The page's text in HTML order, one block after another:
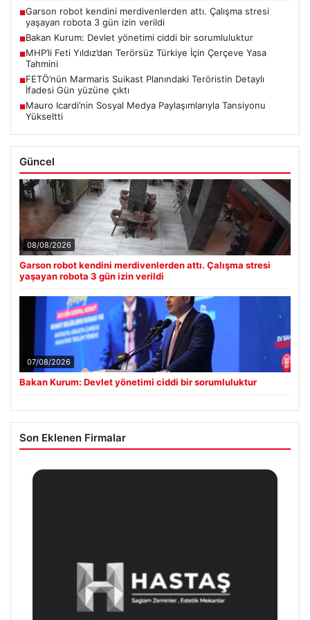
■Garson robot kendini merdivenlerden attı. Çalışma stresi
yaşayan robota 3 gün izin verildi
■Bakan Kurum: Devlet yönetimi ciddi bir sorumluluktur
■MHP’li Feti Yıldız’dan Terörsüz Türkiye İçin Çerçeve Yasa
Tahmini
■FETÖ’nün Marmaris Suikast Planındaki Teröristin Detaylı
İfadesi Gün yüzüne çıktı
■Mauro Icardi’nin Sosyal Medya Paylaşımlarıyla Tansiyonu
Yükseltti
Güncel
08/08/2026
Garson robot kendini merdivenlerden attı. Çalışma stresi
yaşayan robota 3 gün izin verildi
07/08/2026
Bakan Kurum: Devlet yönetimi ciddi bir sorumluluktur
Son Eklenen Firmalar